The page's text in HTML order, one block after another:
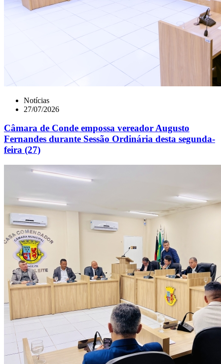
Notícias
27/07/2026
Câmara de Conde empossa vereador Augusto
Fernandes durante Sessão Ordinária desta segunda-
feira (27)